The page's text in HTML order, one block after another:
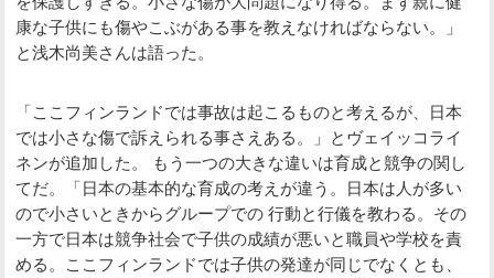
康な子供にも傷やこぶがある事を教えなければならない。」
と浅木尚美さんは語った。
「ここフィンランドでは事故は起こるものと考えるが、日本
では小さな傷で訴えられる事さえある。」とヴェイッコライ
ネンが追加した。 もう一つの大きな違いは育成と競争の関し
てだ。「日本の基本的な育成の考えが違う。日本は人が多い
ので小さいときからグループでの 行動と行儀を教わる。その
一方で日本は競争社会で子供の成績が悪いと職員や学校を責
める。ここフィンランドでは子供の発達が同じでなくとも、